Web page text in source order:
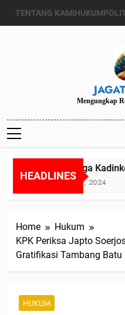
TENTANG KAMIHUKUM
Mengungkap
HEADLINES
Diduga
Juli 24, 2024
Home
Hukum
KPK Periksa Japto
Gratifikasi Tambang
HUKUM